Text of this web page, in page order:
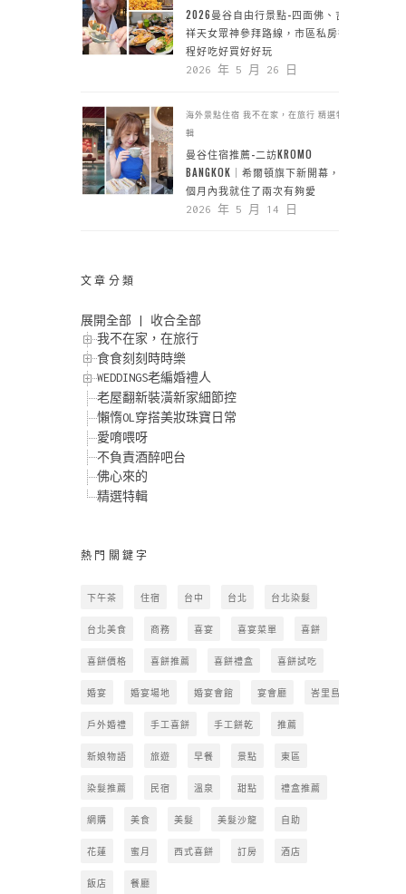
2026曼谷自由行景點-四面佛、吉
祥天女眾神參拜路線，市區私房行
程好吃好買好好玩
2026 年 5 月 26 日
海外景點住宿 我不在家，在旅行 精選特
輯
曼谷住宿推薦-二訪KROMO
BANGKOK｜希爾頓旗下新開幕，一
個月內我就住了兩次有夠愛
2026 年 5 月 14 日
文章分類
展開全部
收合全部
我不在家，在旅行
食食刻刻時時樂
WEDDINGS老編婚禮人
老屋翻新裝潢新家細節控
懶惰OL穿搭美妝珠寶日常
愛唷喂呀
不負責酒醉吧台
佛心來的
精選特輯
熱門關鍵字
下午茶 住宿 台中 台北 台北染髮
台北美食 商務 喜宴 喜宴菜單 喜餅
喜餅價格 喜餅推薦 喜餅禮盒 喜餅試吃
婚宴 婚宴場地 婚宴會館 宴會廳 峇里島
戶外婚禮 手工喜餅 手工餅乾 推薦
新娘物語 旅遊 早餐 景點 東區
染髮推薦 民宿 溫泉 甜點 禮盒推薦
網購 美食 美髮 美髮沙龍 自助
花蓮 蜜月 西式喜餅 訂房 酒店
飯店 餐廳